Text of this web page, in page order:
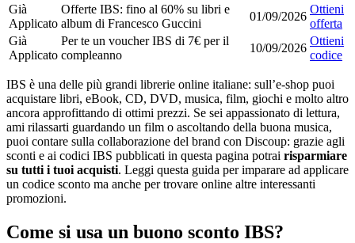
Già
Applicato
Offerte IBS: fino al 60% su libri e
album di Francesco Guccini
01/09/2026
Ottieni
offerta
Già
Applicato
Per te un voucher IBS di 7€ per il
compleanno
10/09/2026
Ottieni
codice
IBS è una delle più grandi librerie online italiane: sull’e-shop puoi
acquistare libri, eBook, CD, DVD, musica, film, giochi e molto altro
ancora approfittando di ottimi prezzi. Se sei appassionato di lettura,
ami rilassarti guardando un film o ascoltando della buona musica,
puoi contare sulla collaborazione del brand con Discoup: grazie agli
sconti e ai codici IBS pubblicati in questa pagina potrai risparmiare
su tutti i tuoi acquisti. Leggi questa guida per imparare ad applicare
un codice sconto ma anche per trovare online altre interessanti
promozioni.
Come si usa un buono sconto IBS?